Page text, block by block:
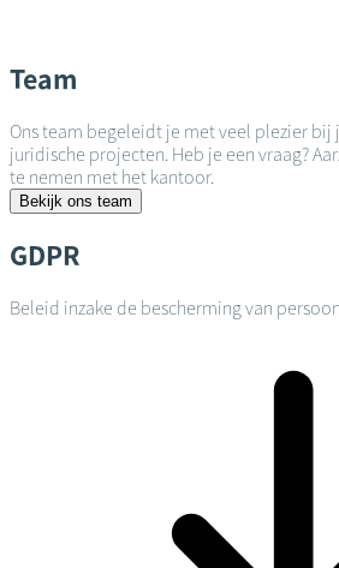
Team
Ons team begeleidt je met veel plezier bij
juridische projecten. Heb je een vraag?
te nemen met het kantoor.
Bekijk ons team
GDPR
Beleid inzake de bescherming van